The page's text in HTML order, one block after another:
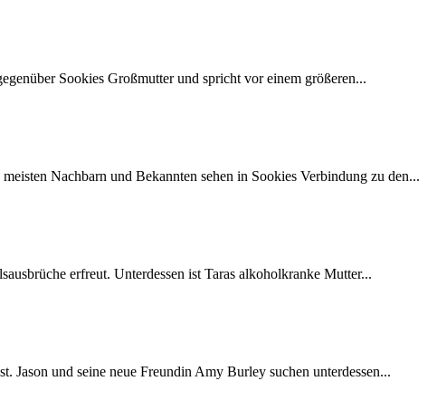
Sookies Großmutter und spricht vor einem größeren...
Nachbarn und Bekannten sehen in Sookies Verbindung zu den...
erfreut. Unterdessen ist Taras alkoholkranke Mutter...
Jason und seine neue Freundin Amy Burley suchen unterdessen...